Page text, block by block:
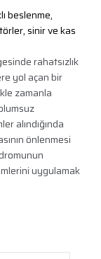
beslenme,
sinir ve kas
rahatsızlık
yol açan bir
zamanla
alındığında
önlenmesi
uygulamak